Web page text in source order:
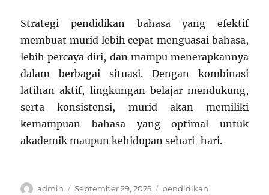
Strategi pendidikan bahasa yang efektif
membuat murid lebih cepat menguasai bahasa,
lebih percaya diri, dan mampu menerapkannya
dalam berbagai situasi. Dengan kombinasi
latihan aktif, lingkungan belajar mendukung,
serta konsistensi, murid akan memiliki
kemampuan bahasa yang optimal untuk
akademik maupun kehidupan sehari-hari.
Author
admin Posted
September 29, 2025 Categories
pendidikan